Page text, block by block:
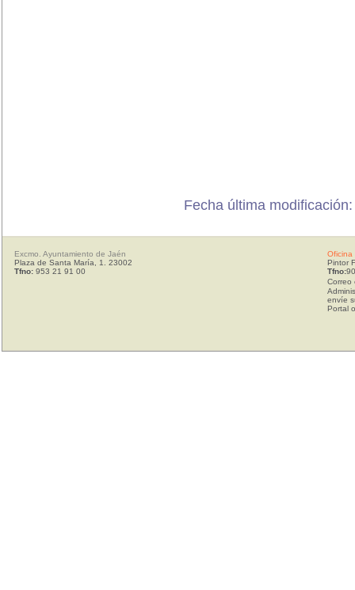
Fecha última
Excmo. Ayuntamiento de Jaén
Plaza de Santa María, 1. 23002
Tfno: 953 21 91 00
Oficina
Pintor
Tfno:
Correo
envíe
Portal